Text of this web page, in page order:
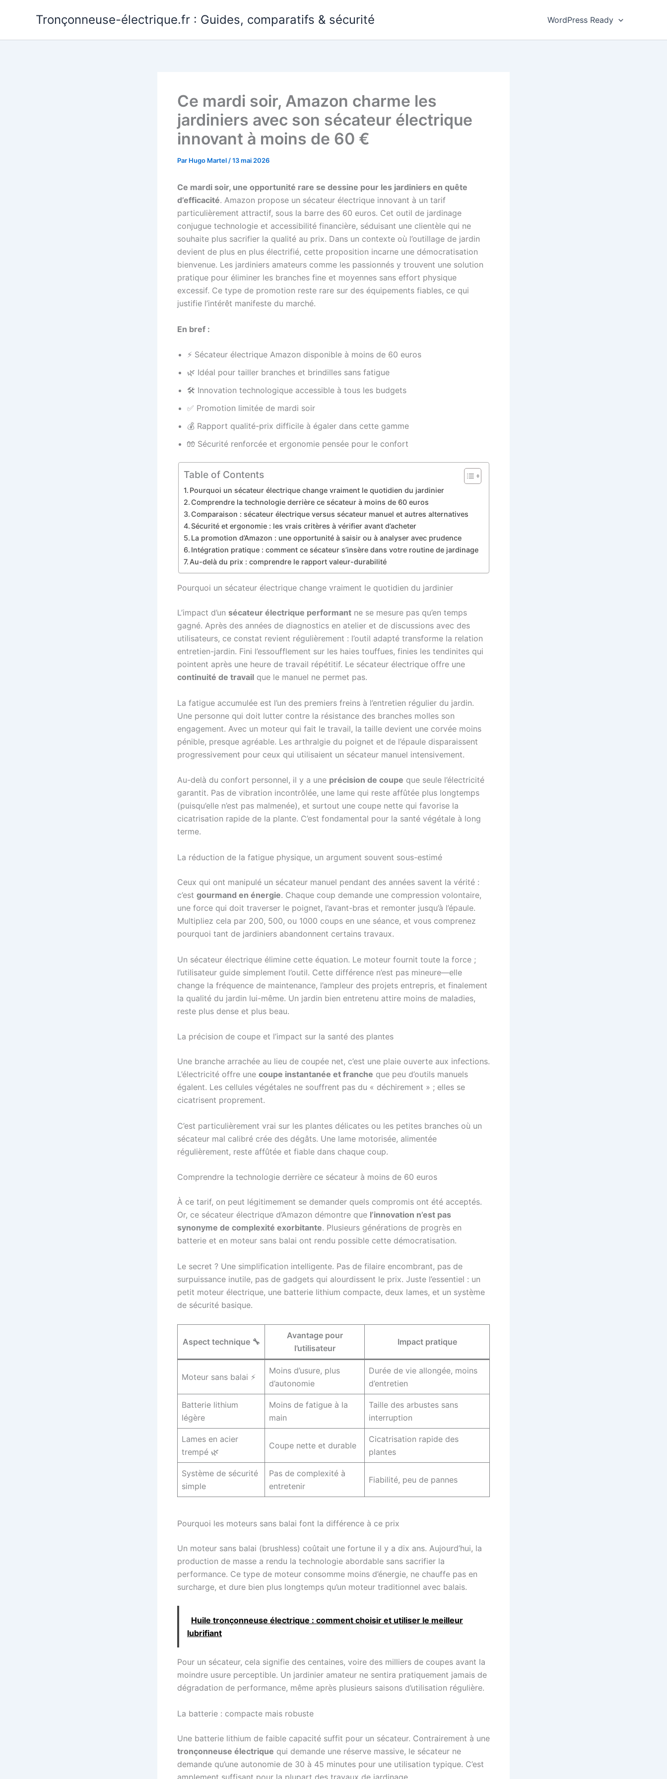
Tronçonneuse-électrique.fr : Guides, comparatifs & sécurité WordPress Ready
Ce mardi soir, Amazon charme les
jardiniers avec son sécateur électrique
innovant à moins de 60 €
Par Hugo Martel /13 mai 2026
Ce mardi soir, une opportunité rare se dessine pour les jardiniers en quête
d’efficacité. Amazon propose un sécateur électrique innovant à un tarif
particulièrement attractif, sous la barre des 60 euros. Cet outil de jardinage
conjugue technologie et accessibilité financière, séduisant une clientèle qui ne
souhaite plus sacrifier la qualité au prix. Dans un contexte où l’outillage de jardin
devient de plus en plus électrifié, cette proposition incarne une démocratisation
bienvenue. Les jardiniers amateurs comme les passionnés y trouvent une solution
pratique pour éliminer les branches fine et moyennes sans effort physique
excessif. Ce type de promotion reste rare sur des équipements fiables, ce qui
justifie l’intérêt manifeste du marché.
En bref :
⚡ Sécateur électrique Amazon disponible à moins de 60 euros
🌿 Idéal pour tailler branches et brindilles sans fatigue
🛠️ Innovation technologique accessible à tous les budgets
✅ Promotion limitée de mardi soir
💰 Rapport qualité-prix difficile à égaler dans cette gamme
🧤 Sécurité renforcée et ergonomie pensée pour le confort
Table of Contents
Pourquoi un sécateur électrique change vraiment le quotidien du jardinier
Comprendre la technologie derrière ce sécateur à moins de 60 euros
Comparaison : sécateur électrique versus sécateur manuel et autres alternatives
Sécurité et ergonomie : les vrais critères à vérifier avant d’acheter
La promotion d’Amazon : une opportunité à saisir ou à analyser avec prudence
Intégration pratique : comment ce sécateur s’insère dans votre routine de jardinage
Au-delà du prix : comprendre le rapport valeur-durabilité
Pourquoi un sécateur électrique change vraiment le quotidien du jardinier
L’impact d’un sécateur électrique performant ne se mesure pas qu’en temps
gagné. Après des années de diagnostics en atelier et de discussions avec des
utilisateurs, ce constat revient régulièrement : l’outil adapté transforme la relation
entretien-jardin. Fini l’essoufflement sur les haies touffues, finies les tendinites qui
pointent après une heure de travail répétitif. Le sécateur électrique offre une
continuité de travail que le manuel ne permet pas.
La fatigue accumulée est l’un des premiers freins à l’entretien régulier du jardin.
Une personne qui doit lutter contre la résistance des branches molles son
engagement. Avec un moteur qui fait le travail, la taille devient une corvée moins
pénible, presque agréable. Les arthralgie du poignet et de l’épaule disparaissent
progressivement pour ceux qui utilisaient un sécateur manuel intensivement.
Au-delà du confort personnel, il y a une précision de coupe que seule l’électricité
garantit. Pas de vibration incontrôlée, une lame qui reste affûtée plus longtemps
(puisqu’elle n’est pas malmenée), et surtout une coupe nette qui favorise la
cicatrisation rapide de la plante. C’est fondamental pour la santé végétale à long
terme.
La réduction de la fatigue physique, un argument souvent sous-estimé
Ceux qui ont manipulé un sécateur manuel pendant des années savent la vérité :
c’est gourmand en énergie. Chaque coup demande une compression volontaire,
une force qui doit traverser le poignet, l’avant-bras et remonter jusqu’à l’épaule.
Multipliez cela par 200, 500, ou 1000 coups en une séance, et vous comprenez
pourquoi tant de jardiniers abandonnent certains travaux.
Un sécateur électrique élimine cette équation. Le moteur fournit toute la force ;
l’utilisateur guide simplement l’outil. Cette différence n’est pas mineure—elle
change la fréquence de maintenance, l’ampleur des projets entrepris, et finalement
la qualité du jardin lui-même. Un jardin bien entretenu attire moins de maladies,
reste plus dense et plus beau.
La précision de coupe et l’impact sur la santé des plantes
Une branche arrachée au lieu de coupée net, c’est une plaie ouverte aux infections.
L’électricité offre une coupe instantanée et franche que peu d’outils manuels
égalent. Les cellules végétales ne souffrent pas du « déchirement » ; elles se
cicatrisent proprement.
C’est particulièrement vrai sur les plantes délicates ou les petites branches où un
sécateur mal calibré crée des dégâts. Une lame motorisée, alimentée
régulièrement, reste affûtée et fiable dans chaque coup.
Comprendre la technologie derrière ce sécateur à moins de 60 euros
À ce tarif, on peut légitimement se demander quels compromis ont été acceptés.
Or, ce sécateur électrique d’Amazon démontre que l’innovation n’est pas
synonyme de complexité exorbitante. Plusieurs générations de progrès en
batterie et en moteur sans balai ont rendu possible cette démocratisation.
Le secret ? Une simplification intelligente. Pas de filaire encombrant, pas de
surpuissance inutile, pas de gadgets qui alourdissent le prix. Juste l’essentiel : un
petit moteur électrique, une batterie lithium compacte, deux lames, et un système
de sécurité basique.
Aspect technique 🔧
Avantage pour
l’utilisateur
Impact pratique
Moteur sans balai ⚡
Moins d’usure, plus
d’autonomie
Durée de vie allongée, moins
d’entretien
Batterie lithium
légère
Moins de fatigue à la
main
Taille des arbustes sans
interruption
Lames en acier
trempé 🌿
Coupe nette et durable
Cicatrisation rapide des
plantes
Système de sécurité
simple
Pas de complexité à
entretenir
Fiabilité, peu de pannes
Pourquoi les moteurs sans balai font la différence à ce prix
Un moteur sans balai (brushless) coûtait une fortune il y a dix ans. Aujourd’hui, la
production de masse a rendu la technologie abordable sans sacrifier la
performance. Ce type de moteur consomme moins d’énergie, ne chauffe pas en
surcharge, et dure bien plus longtemps qu’un moteur traditionnel avec balais.
Huile tronçonneuse électrique : comment choisir et utiliser le meilleur
lubrifiant
Pour un sécateur, cela signifie des centaines, voire des milliers de coupes avant la
moindre usure perceptible. Un jardinier amateur ne sentira pratiquement jamais de
dégradation de performance, même après plusieurs saisons d’utilisation régulière.
La batterie : compacte mais robuste
Une batterie lithium de faible capacité suffit pour un sécateur. Contrairement à une
tronçonneuse électrique qui demande une réserve massive, le sécateur ne
demande qu’une autonomie de 30 à 45 minutes pour une utilisation typique. C’est
amplement suffisant pour la plupart des travaux de jardinage.